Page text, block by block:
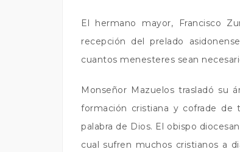
El hermano mayor, Francisco
recepción del prelado
cuantos menesteres sean
Monseñor Mazuelos trasladó su
formación cristiana y cofrade de
palabra de Dios. El obispo
cual sufren muchos cristianos a